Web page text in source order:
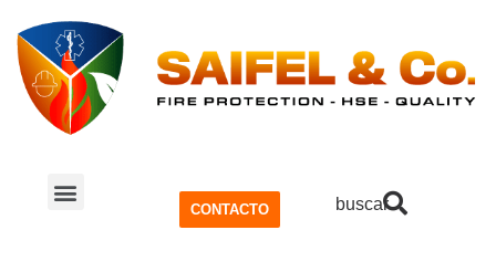
CONTACTO buscar